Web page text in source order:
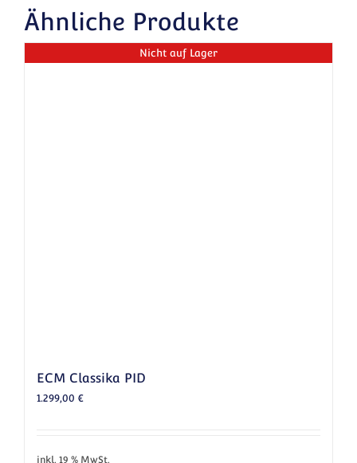
Ähnliche Produkte
Nicht auf Lager
ECM Classika PID
1.299,00 €
inkl. 19 % MwSt.